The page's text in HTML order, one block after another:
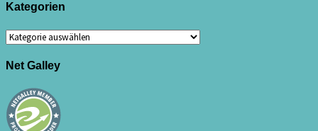
Kategorien
Kategorien
Net Galley